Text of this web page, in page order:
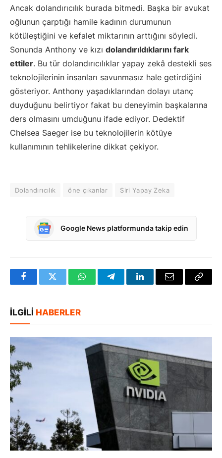
Ancak dolandırıcılık burada bitmedi. Başka bir avukat
oğlunun çarptığı hamile kadının durumunun
kötüleştiğini ve kefalet miktarının arttığını söyledi.
Sonunda Anthony ve kızı dolandırıldıklarını fark
ettiler. Bu tür dolandırıcılıklar yapay zekâ destekli ses
teknolojilerinin insanları savunmasız hale getirdiğini
gösteriyor. Anthony yaşadıklarından dolayı utanç
duyduğunu belirtiyor fakat bu deneyimin başkalarına
ders olmasını umduğunu ifade ediyor. Dedektif
Chelsea Saeger ise bu teknolojilerin kötüye
kullanımının tehlikelerine dikkat çekiyor.
Dolandırıcılık öne çıkanlar Siri Yapay Zeka
Google News platformunda takip edin
FacebookTwitter WhatsAppTelegramLinkedInE-
İLGILI HABERLER